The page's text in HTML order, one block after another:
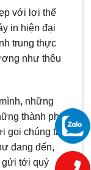
với lợi thế
in hiện đại
trung thực
như thêu
những
thành phố
gọi chúng ta.
đang đến,
gửi tới quý